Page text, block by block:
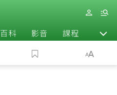
百科 影音 課程 退休